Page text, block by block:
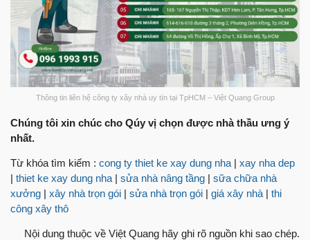
Thông tin liên hệ công ty xây nhà uy tín tại TpHCM – Việt Quang Group
Chúng tôi xin chúc cho Qúy vị chọn được nhà thầu ưng ý
nhất.
Từ khóa tìm kiếm : cong ty thiet ke xay dung nha | xay nha dep
| thiet ke xay dung nha | sửa nhà nâng tầng | sữa chữa nhà
xưởng | xây nhà trọn gói | sửa nhà trọn gói | giá xây nhà | thi
công xây thô
Nội dung thuộc về Việt Quang hãy ghi rõ nguồn khi sao chép.